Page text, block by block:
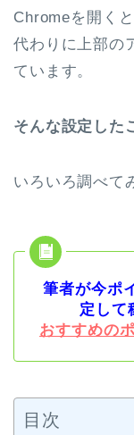
Chromeを開く
代わりに上部の
ています。
そんな設定した
いろいろ調べて
筆者が今ポ
定して
おすすめの
目次